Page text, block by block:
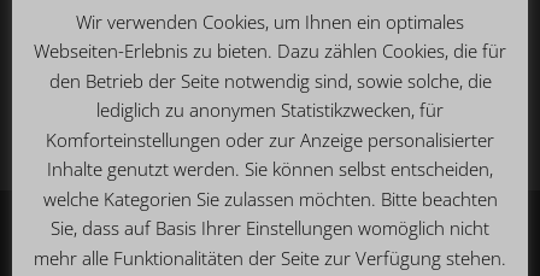
Gutscheine
WIR SIND FÜR SIE DA
Wir verwenden Cookies, um Ihnen ein optimales
Webseiten-Erlebnis zu bieten. Dazu zählen Cookies, die für
den Betrieb der Seite notwendig sind, sowie solche, die
lediglich zu anonymen Statistikzwecken, für
Komforteinstellungen oder zur Anzeige personalisierter
Inhalte genutzt werden. Sie können selbst entscheiden,
welche Kategorien Sie zulassen möchten. Bitte beachten
Sie, dass auf Basis Ihrer Einstellungen womöglich nicht
mehr alle Funktionalitäten der Seite zur Verfügung stehen.